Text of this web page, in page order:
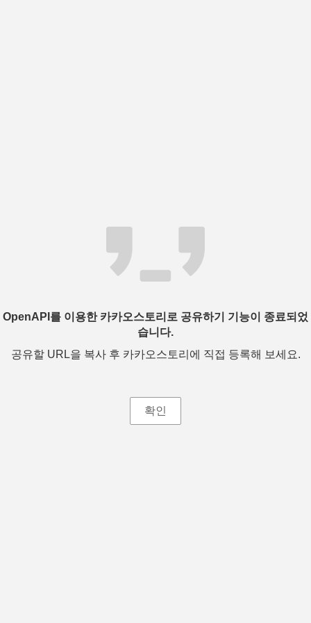
OpenAPI를 이용한 카카오스토리로 공유하기 기능이 종료되었
습니다.
공유할 URL을 복사 후 카카오스토리에 직접 등록해 보세요.
확인